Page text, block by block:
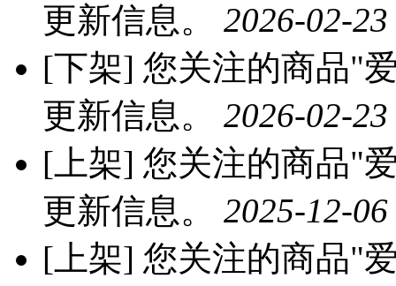
更新信息。 2026-02-
[下架] 您关注的商品"
更新信息。 2026-02-
[上架] 您关注的商品"
更新信息。 2025-12-
[上架] 您关注的商品"